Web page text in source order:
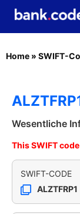
Home » SWIFT-
Wesentliche
This SWIFT
SWIFT-CODE
ALZTFRP1